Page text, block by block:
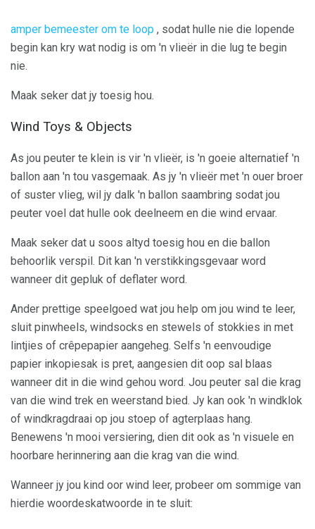
amper bemeester om te loop , sodat hulle nie die lopende
begin kan kry wat nodig is om 'n vlieër in die lug te begin
nie.
Maak seker dat jy toesig hou.
Wind Toys & Objects
As jou peuter te klein is vir 'n vlieër, is 'n goeie alternatief 'n
ballon aan 'n tou vasgemaak. As jy 'n vlieër met 'n ouer broer
of suster vlieg, wil jy dalk 'n ballon saambring sodat jou
peuter voel dat hulle ook deelneem en die wind ervaar.
Maak seker dat u soos altyd toesig hou en die ballon
behoorlik verspil. Dit kan 'n verstikkingsgevaar word
wanneer dit gepluk of deflater word.
Ander prettige speelgoed wat jou help om jou wind te leer,
sluit pinwheels, windsocks en stewels of stokkies in met
lintjies of crêpepapier aangeheg. Selfs 'n eenvoudige
papier inkopiesak is pret, aangesien dit oop sal blaas
wanneer dit in die wind gehou word. Jou peuter sal die krag
van die wind trek en weerstand bied. Jy kan ook 'n windklok
of windkragdraai op jou stoep of agterplaas hang.
Benewens 'n mooi versiering, dien dit ook as 'n visuele en
hoorbare herinnering aan die krag van die wind.
Wanneer jy jou kind oor wind leer, probeer om sommige van
hierdie woordeskatwoorde in te sluit: